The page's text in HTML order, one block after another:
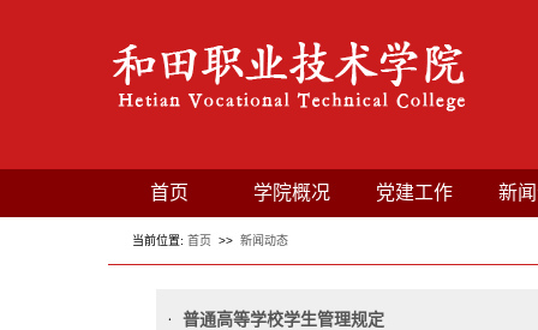
首页 学院概况 党建工作 新
当前位置: 首页 >> 新闻动态
普通高等学校学生管理规定